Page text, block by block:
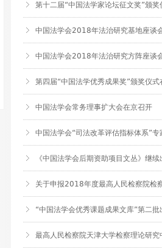
第十二届“中国法学家论坛征文奖”颁奖
中国法学会2018年法治研究基地座谈
中国法学会2018年法治研究方阵座谈
第四届“中国法学优秀成果奖”颁奖仪式
中国法学会常务理事扩大会在京召开
中国法学会“司法改革评估指标体系”
《中国法学会后期资助项目文丛》继
关于申报2018年度最高人民检察院检
“中国法学会优秀课题成果文库”第二批
最高人民检察院天津大学检察理论研究